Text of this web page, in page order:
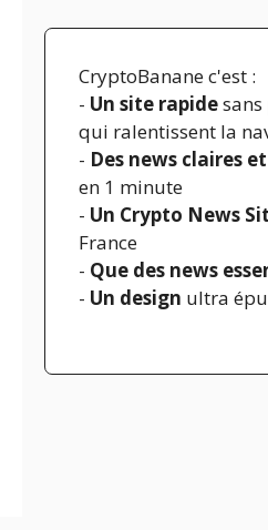
CryptoBanane c'est :
- Un site rapide
qui ralentissent la
- Des news claires
en 1 minute
- Un Crypto News
France
- Que des news
- Un design ultra